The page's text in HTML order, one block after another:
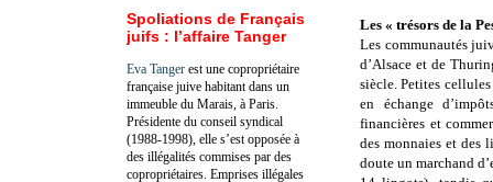
Les « trésors de la
Les communautés
d’Alsace et de
siècle. Petites
en échange
financières et
des monnaies et des
doute un marchand
Spoliations de Français
juifs : l’affaire Tanger
Eva Tanger est une copropriétaire
française juive habitant dans un
immeuble du Marais, à Paris.
Présidente du conseil syndical
(1988-1998), elle s’est opposée à
des illégalités commises par des
copropriétaires. Emprises illégales